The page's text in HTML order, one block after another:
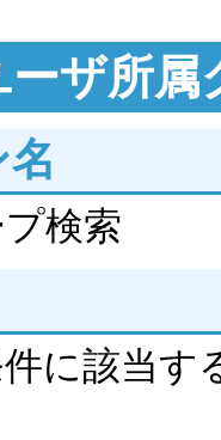
ーザ所属
検索
に該当す